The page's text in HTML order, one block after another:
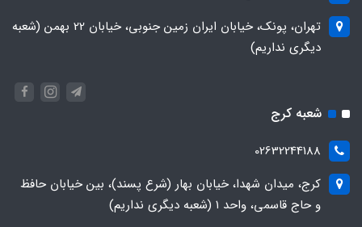
تهران، پونک، خیابان ایران زمین جنوبی، خیابان 22 بهمن (شعبه
دیگری نداریم)
شعبه کرج
02632244188
کرج، میدان شهدا، خیابان بهار (شرع پسند)، بین خیابان حافظ
و حاج قاسمی، واحد ۱ (شعبه دیگری نداریم)